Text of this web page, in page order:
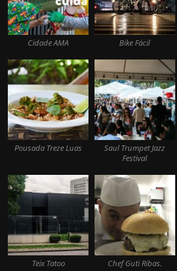
Cidade AMA Bike Fácil
Pousada Treze Luas
Saul Trumpet Jazz
Festival
Teix Tatoo Chef Guti Ribas.